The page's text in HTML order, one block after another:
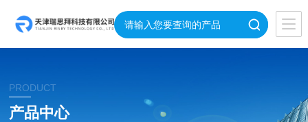
PRODUCT
产品中心